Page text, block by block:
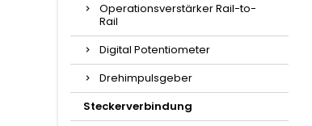
Operationsverstärker Rail-to-
Rail
Digital Potentiometer
Drehimpulsgeber
Steckerverbindung